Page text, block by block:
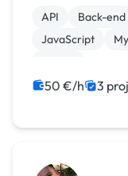
API Back-end
JavaScript
50 €/h 3